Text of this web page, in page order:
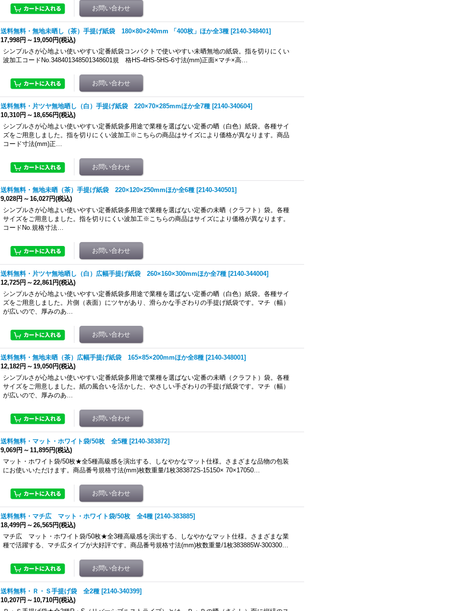
送料無料・無地未晒し（茶）手提げ紙袋 180×80×240mm 「400枚」ほか全3種 [2140-348401]
17,998円 ～ 19,050円(税込)
シンプルさが心地よい使いやすい定番紙袋コンパクトで使いやすい未晒無地の紙袋。指を切りにくい
波加工コードNo.348401348501348601規 格HS-4HS-5HS-6寸法(mm)正面×マチ×高…
送料無料・片ツヤ無地晒し（白）手提げ紙袋 220×70×285mmほか全7種 [2140-340604]
10,310円 ～ 18,656円(税込)
シンプルさが心地よい使いやすい定番紙袋多用途で業種を選ばない定番の晒（白色）紙袋。各種サイ
ズをご用意しました。指を切りにくい波加工※こちらの商品はサイズにより価格が異なります。商品
コード寸法(mm)正…
送料無料・無地未晒（茶）手提げ紙袋 220×120×250mmほか全6種 [2140-340501]
9,028円 ～ 16,027円(税込)
シンプルさが心地よい使いやすい定番紙袋多用途で業種を選ばない定番の未晒（クラフト）袋。各種
サイズをご用意しました。指を切りにくい波加工※こちらの商品はサイズにより価格が異なります。
コードNo.規格寸法…
送料無料・片ツヤ無地晒し（白）広幅手提げ紙袋 260×160×300mmほか全7種 [2140-344004]
12,725円 ～ 22,861円(税込)
シンプルさが心地よい使いやすい定番紙袋多用途で業種を選ばない定番の晒（白色）紙袋。各種サイ
ズをご用意しました。片側（表面）にツヤがあり、滑らかな手ざわりの手提げ紙袋です。マチ（幅）
が広いので、厚みのあ…
送料無料・無地未晒（茶）広幅手提げ紙袋 165×85×200mmほか全8種 [2140-348001]
12,182円 ～ 19,050円(税込)
シンプルさが心地よい使いやすい定番紙袋多用途で業種を選ばない定番の未晒（クラフト）袋。各種
サイズをご用意しました。紙の風合いを活かした、やさしい手ざわりの手提げ紙袋です。マチ（幅）
が広いので、厚みのあ…
送料無料・マット・ホワイト袋/50枚 全5種 [2140-383872]
9,069円 ～ 11,895円(税込)
マット・ホワイト袋/50枚★全5種高級感を演出する、しなやかなマット仕様。さまざまな品物の包装
にお使いいただけます。商品番号規格寸法(mm)枚数重量/1枚383872S-15150× 70×17050…
送料無料・マチ広 マット・ホワイト袋/50枚 全4種 [2140-383885]
18,499円 ～ 26,565円(税込)
マチ広 マット・ホワイト袋/50枚★全3種高級感を演出する、しなやかなマット仕様。さまざまな業
種で活躍する、マチ広タイプが大好評です。商品番号規格寸法(mm)枚数重量/1枚383885W-300300…
送料無料・Ｒ・Ｓ手提げ袋 全2種 [2140-340399]
10,207円 ～ 10,710円(税込)